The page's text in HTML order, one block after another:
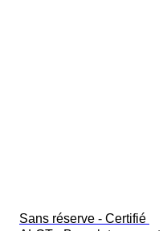
Sans réserve - Certifié